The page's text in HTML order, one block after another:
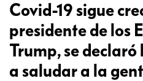
Covid-19 sigue
presidente de los
Trump, se
a saludar a la